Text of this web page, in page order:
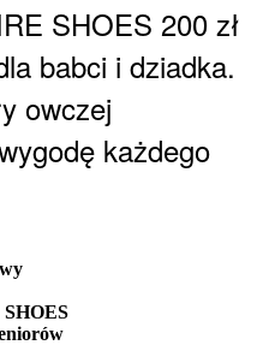
SHOES 200 zł
babci i dziadka.
owczej
każdego